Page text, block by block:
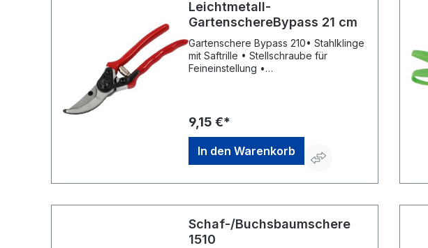
Leichtmetall-
GartenschereBypass 21 cm
Gartenschere Bypass 210• Stahlklinge
mit Saftrille • Stellschraube für
Feineinstellung •
Rechts- und LinkshänderHersteller:
Elmar Jung Product Solutions GmbH &
Co. KG, Am Blücherflöz 1, 66538
Neunkirchen, DE, +4968219142700,
info@ej-product-solutions.de
9,15 €*
In den Warenkorb
Schaf-/Buchsbaumschere
1510